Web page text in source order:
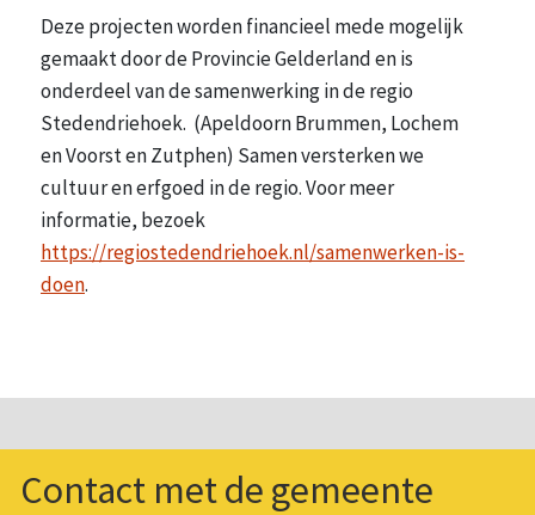
Deze projecten worden financieel mede mogelijk
gemaakt door de Provincie Gelderland en is
onderdeel van de samenwerking in de regio
Stedendriehoek. (Apeldoorn Brummen, Lochem
en Voorst en Zutphen) Samen versterken we
cultuur en erfgoed in de regio. Voor meer
informatie, bezoek
https://regiostedendriehoek.nl/samenwerken-is-
doen.
Contact met de gemeente